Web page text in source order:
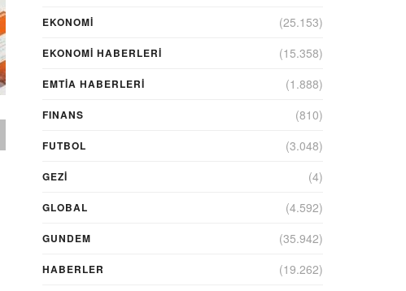
EKONOMİ (25.153)
EKONOMI HABERLERI (15.358)
EMTIA HABERLERI (1.888)
FINANS (810)
FUTBOL (3.048)
GEZI (4)
GLOBAL (4.592)
GUNDEM (35.942)
HABERLER (19.262)